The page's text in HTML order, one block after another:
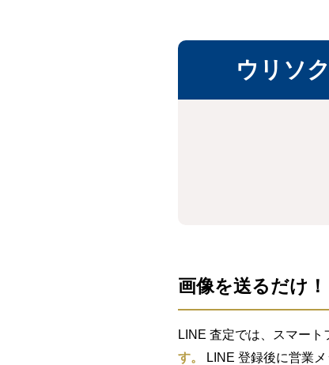
ウリソ
画像を送るだけ
LINE 査定では、スマート
す。
LINE 登録後に営業